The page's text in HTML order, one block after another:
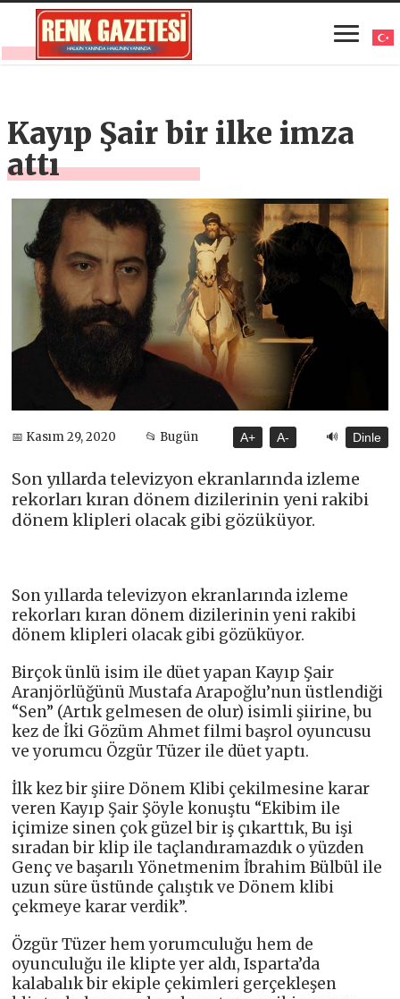
Kayıp Şair bir ilke imza
attı
📅 Kasım 29, 2020 📂 Bugün A+ A- 🔊 Dinle
Son yıllarda televizyon ekranlarında izleme
rekorları kıran dönem dizilerinin yeni rakibi
dönem klipleri olacak gibi gözüküyor.
Son yıllarda televizyon ekranlarında izleme
rekorları kıran dönem dizilerinin yeni rakibi
dönem klipleri olacak gibi gözüküyor.
Birçok ünlü isim ile düet yapan Kayıp Şair
Aranjörlüğünü Mustafa Arapoğlu’nun üstlendiği
“Sen” (Artık gelmesen de olur) isimli şiirine, bu
kez de İki Gözüm Ahmet filmi başrol oyuncusu
ve yorumcu Özgür Tüzer ile düet yaptı.
İlk kez bir şiire Dönem Klibi çekilmesine karar
veren Kayıp Şair Şöyle konuştu “Ekibim ile
içimize sinen çok güzel bir iş çıkarttık, Bu işi
sıradan bir klip ile taçlandıramazdık o yüzden
Genç ve başarılı Yönetmenim İbrahim Bülbül ile
uzun süre üstünde çalıştık ve Dönem klibi
çekmeye karar verdik”.
Özgür Tüzer hem yorumculuğu hem de
oyunculuğu ile klipte yer aldı, Isparta’da
kalabalık bir ekiple çekimleri gerçekleşen